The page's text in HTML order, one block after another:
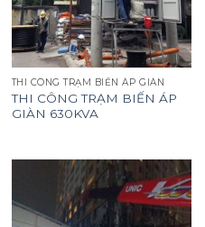
THI CÔNG TRẠM BIẾN ÁP GIÀN
THI CÔNG TRẠM BIẾN ÁP
GIÀN 630KVA